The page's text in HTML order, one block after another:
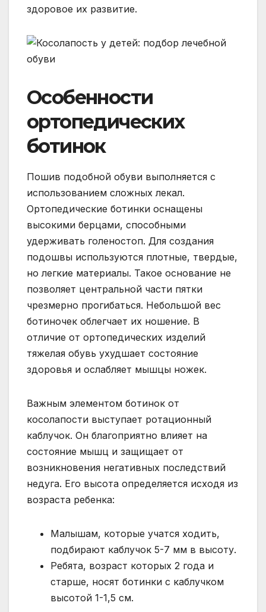
здоровое их развитие.
Особенности
ортопедических
ботинок
Пошив подобной обуви выполняется с
использованием сложных лекал.
Ортопедические ботинки оснащены
высокими берцами, способными
удерживать голеностоп. Для создания
подошвы используются плотные, твердые,
но легкие материалы. Такое основание не
позволяет центральной части пятки
чрезмерно прогибаться. Небольшой вес
ботиночек облегчает их ношение. В
отличие от ортопедических изделий
тяжелая обувь ухудшает состояние
здоровья и ослабляет мышцы ножек.
Важным элементом ботинок от
косолапости выступает ротационный
каблучок. Он благоприятно влияет на
состояние мышц и защищает от
возникновения негативных последствий
недуга. Его высота определяется исходя из
возраста ребенка:
Малышам, которые учатся ходить,
подбирают каблучок 5-7 мм в высоту.
Ребята, возраст которых 2 года и
старше, носят ботинки с каблучком
высотой 1-1,5 см.